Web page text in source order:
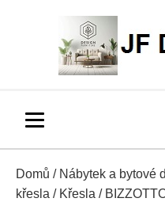
Domů / Nábytek a bytové
křesla / Křesla /